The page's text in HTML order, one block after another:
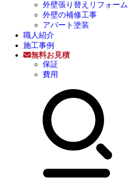
外壁張り替えリフォーム
外壁の補修工事
アパート塗装
職人紹介
施工事例
無料お見積
保証
費用